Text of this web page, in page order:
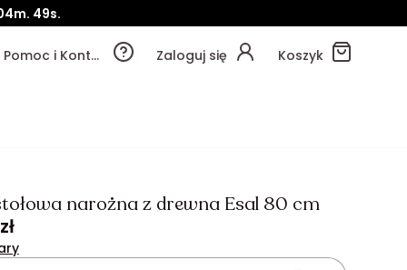
48s.
Pomoc i Kontakt Zaloguj się Koszyk
narożna z drewna Esal 80 cm